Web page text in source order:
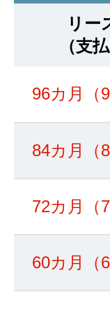
リー
（支
96カ月（
84カ月（
72カ月（
60カ月（